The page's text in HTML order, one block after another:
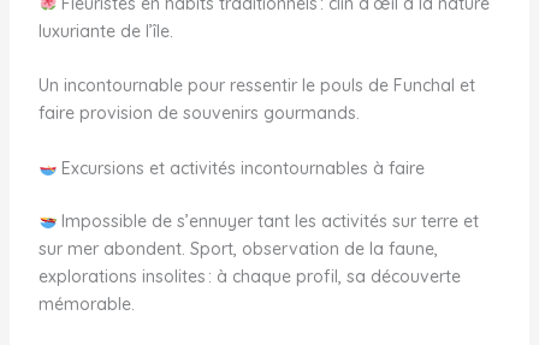
luxuriante de l’île.
Un incontournable pour ressentir le pouls de Funchal et
faire provision de souvenirs gourmands.
Excursions et activités incontournables à faire
Impossible de s’ennuyer tant les activités sur terre et
sur mer abondent. Sport, observation de la faune,
explorations insolites : à chaque profil, sa découverte
mémorable.